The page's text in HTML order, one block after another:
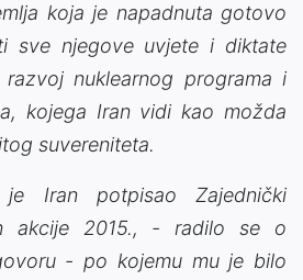
koja je napadnuta gotovo
sve njegove uvjete i diktate
nuklearnog programa i
kojega Iran vidi kao možda
suvereniteta.
je Iran potpisao Zajednički
akcije 2015., - radilo se o
- po kojemu mu je bilo